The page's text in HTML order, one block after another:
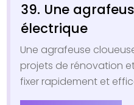
39. Une
électrique
Une agrafeuse
projets de rénovation
fixer rapidement et